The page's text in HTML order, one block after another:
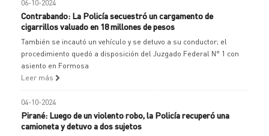
06-10-2024
Contrabando: La Policía secuestró un cargamento de
cigarrillos valuado en 18 millones de pesos
También se incautó un vehículo y se detuvo a su conductor; el
procedimiento quedó a disposición del Juzgado Federal N° 1 con
asiento en Formosa
Leer más
04-10-2024
Pirané: Luego de un violento robo, la Policía recuperó una
camioneta y detuvo a dos sujetos